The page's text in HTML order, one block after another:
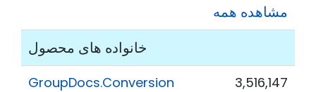
مشاهده همه
خانواده های محصول
GroupDocs.Conversion
3,516,147